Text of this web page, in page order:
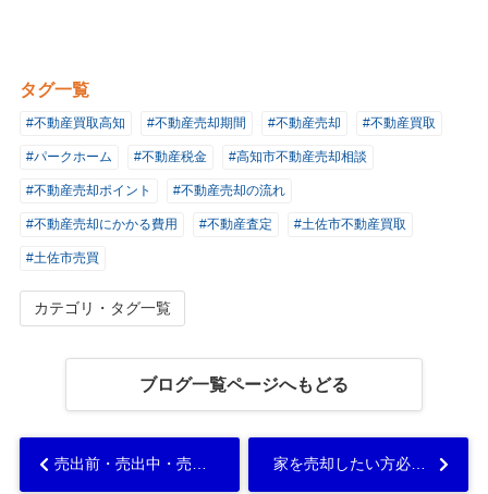
タグ一覧
#不動産買取高知 #不動産売却期間 #不動産売却 #不動産買取
#パークホーム #不動産税金 #高知市不動産売却相談
#不動産売却ポイント #不動産売却の流れ
#不動産売却にかかる費用 #不動産査定 #土佐市不動産買取
#土佐市売買
カテゴリ・タグ一覧
ブログ一覧ページへもどる
売出前・売出中・売出後の中古マンションの売却の失敗事例をご紹介... 家を売却したい方必見のハウスメーカーと売却の関係とは？その理由ご紹介...